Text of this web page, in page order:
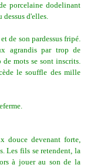
porcelaine dodelinant
dessus d'elles.
de son pardessus fripé.
agrandis par trop de
mots se sont inscrits.
le souffle des mille
douce devenant forte,
Les fils se retendent, la
à jouer au son de la